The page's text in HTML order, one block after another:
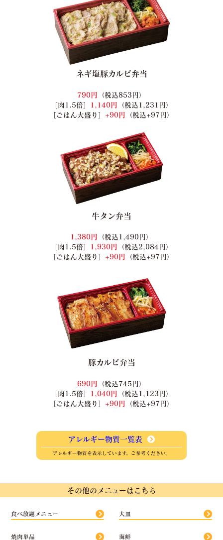
ネギ塩豚カルビ弁当
790円 （税込853円）
［肉1.5倍］
1,140円 （税込1,231円）
［ごはん大盛り］ +90円 （税込+97円）
牛タン弁当
1,380円 （税込1,490円）
［肉1.5倍］
1,930円 （税込2,084円）
［ごはん大盛り］ +90円 （税込+97円）
豚カルビ弁当
690円 （税込745円）
［肉1.5倍］
1,040円 （税込1,123円）
［ごはん大盛り］ +90円 （税込+97円）
アレルギー物質一覧表
アレルギー物質を表示しています。ご参考ください。
その他のメニューはこちら
食べ放題メニュー 大皿
焼肉単品 海鮮